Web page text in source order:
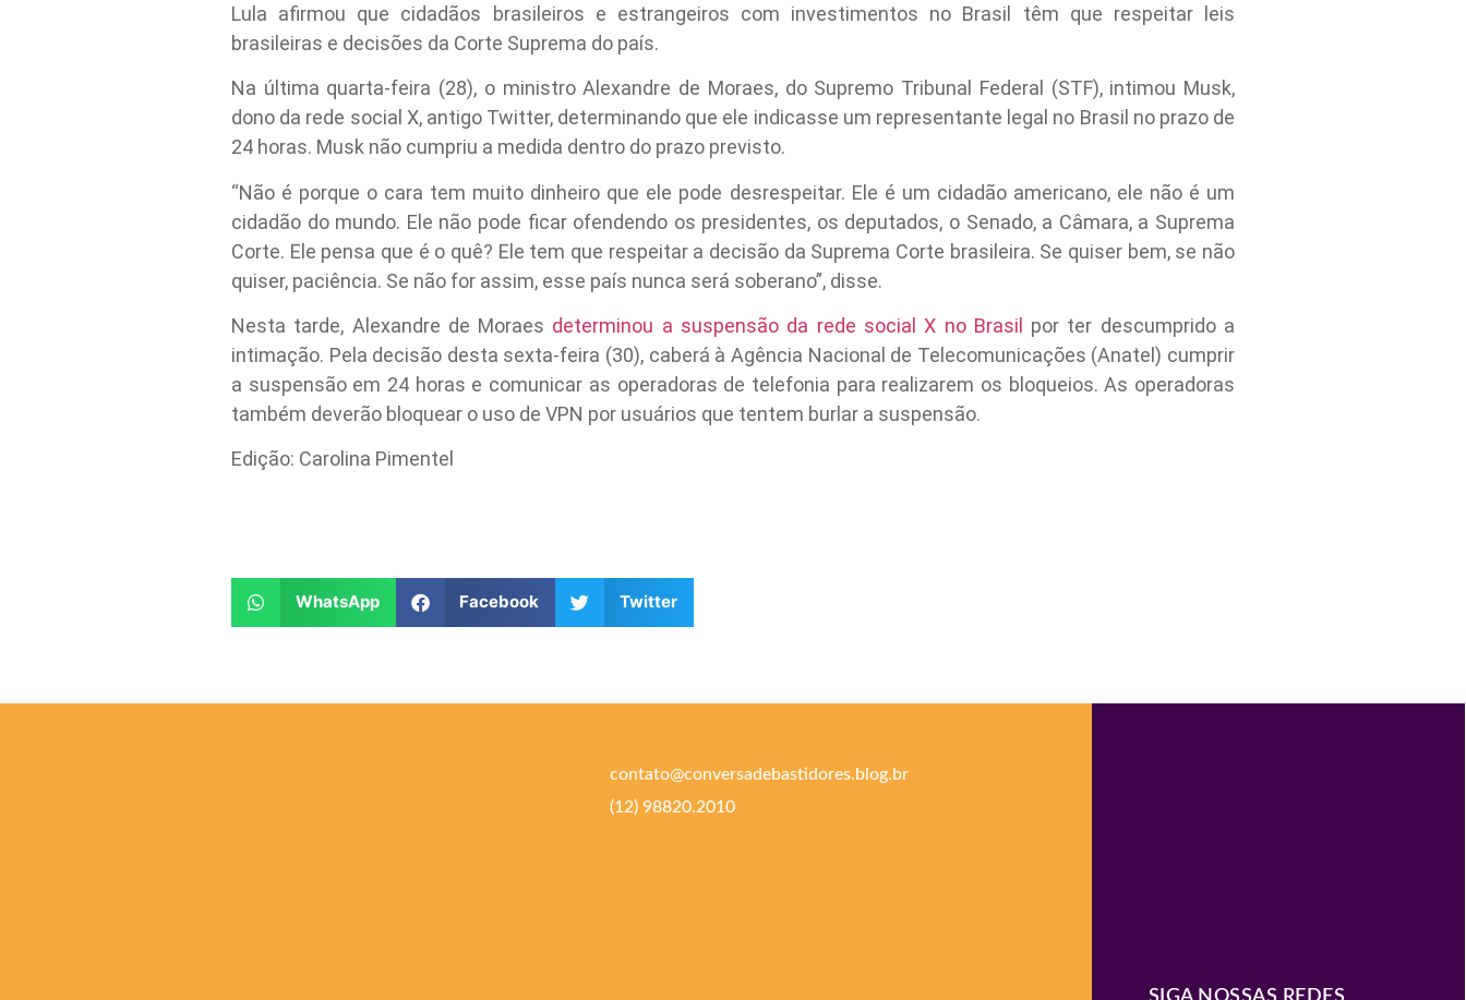
Lula afirmou que cidadãos brasileiros e estrangeiros com investimentos no Brasil têm que respeitar leis
brasileiras e decisões da Corte Suprema do país.
Na última quarta-feira (28), o ministro Alexandre de Moraes, do Supremo Tribunal Federal (STF), intimou Musk,
dono da rede social X, antigo Twitter, determinando que ele indicasse um representante legal no Brasil no prazo de
24 horas. Musk não cumpriu a medida dentro do prazo previsto.
“Não é porque o cara tem muito dinheiro que ele pode desrespeitar. Ele é um cidadão americano, ele não é um
cidadão do mundo. Ele não pode ficar ofendendo os presidentes, os deputados, o Senado, a Câmara, a Suprema
Corte. Ele pensa que é o quê? Ele tem que respeitar a decisão da Suprema Corte brasileira. Se quiser bem, se não
quiser, paciência. Se não for assim, esse país nunca será soberano”, disse.
Nesta tarde, Alexandre de Moraes determinou a suspensão da rede social X no Brasil
por ter descumprido a
intimação. Pela decisão desta sexta-feira (30), caberá à Agência Nacional de Telecomunicações (Anatel) cumprir
a suspensão em 24 horas e comunicar as operadoras de telefonia para realizarem os bloqueios. As operadoras
também deverão bloquear o uso de VPN por usuários que tentem burlar a suspensão.
Edição: Carolina Pimentel
WhatsApp Facebook Twitter
contato@conversadebastidores.blog.br
(12) 98820.2010